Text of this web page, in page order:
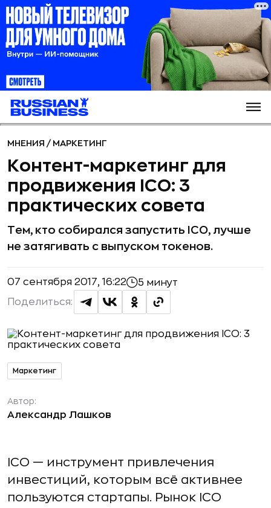
МНЕНИЯ / МАРКЕТИНГ
Контент-маркетинг для
продвижения ICO: 3
практических совета
Тем, кто собирался запустить ICO, лучше
не затягивать с выпуском токенов.
07 сентября 2017, 16:22 5 минут
Поделиться:
Маркетинг
Автор:
Александр Лашков
ICO — инструмент привлечения
инвестиций, которым всё активнее
пользуются стартапы. Рынок ICO